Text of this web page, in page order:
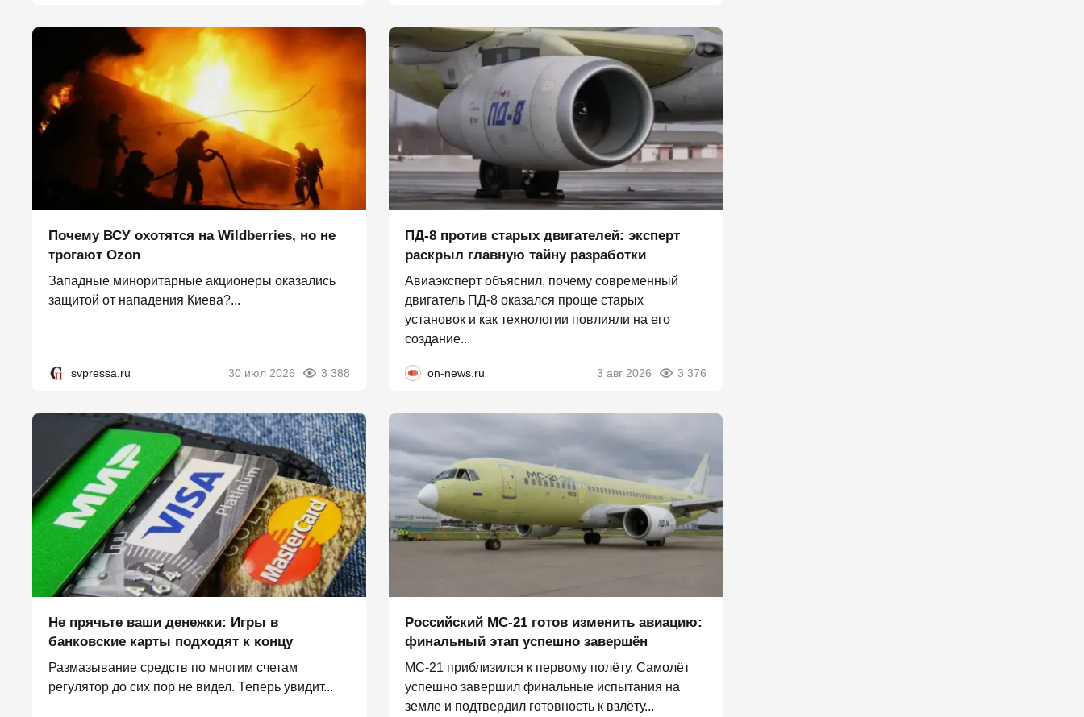
Почему ВСУ охотятся на Wildberries, но не
трогают Оzon
Западные миноритарные акционеры оказались
защитой от нападения Киева?...
svpressa.ru 30 июл 2026 3 388
ПД-8 против старых двигателей: эксперт
раскрыл главную тайну разработки
Авиаэксперт объяснил, почему современный
двигатель ПД-8 оказался проще старых
установок и как технологии повлияли на его
создание...
on-news.ru 3 авг 2026 3 376
Не прячьте ваши денежки: Игры в
банковские карты подходят к концу
Размазывание средств по многим счетам
регулятор до сих пор не видел. Теперь увидит...
Российский МС-21 готов изменить авиацию:
финальный этап успешно завершён
МС-21 приблизился к первому полёту. Самолёт
успешно завершил финальные испытания на
земле и подтвердил готовность к взлёту...